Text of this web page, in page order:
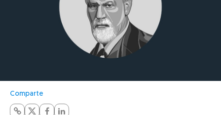
Comparte